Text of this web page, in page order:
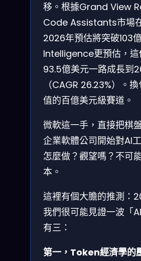
移。根據Grand View
Code Assistants市場
2026年預估將突破103
Intelligence更預估，
93.5億美元一路成長到
（CAGR 26.23%）。
值的百億美元級賽道。
微軟這一手，直接把棋
企業軟體公司開始對AI
怎麼做？觀望嗎？不可
本。
這裡有個大膽的推測：
我們很可能見證一波「
有三：
第一，Token經濟學的